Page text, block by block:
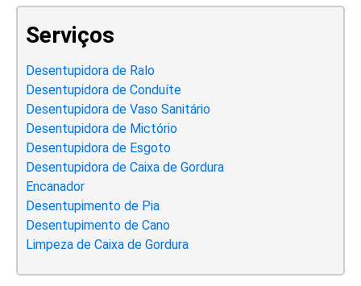
Serviços
Desentupidora de Ralo
Desentupidora de Conduíte
Desentupidora de Vaso Sanitário
Desentupidora de Mictório
Desentupidora de Esgoto
Desentupidora de Caixa de Gordura
Encanador
Desentupimento de Pia
Desentupimento de Cano
Limpeza de Caixa de Gordura